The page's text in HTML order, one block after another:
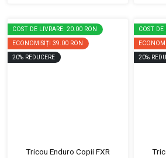
COST DE LIVRARE: 20.00 RON
ECONOMISIȚI 39.00 RON
20% REDUCERE
Tricou Enduro Copii FXR
COST
20%